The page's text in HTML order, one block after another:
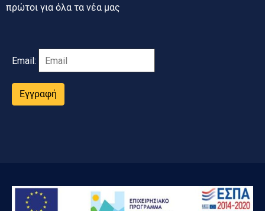
πρώτοι για όλα τα νέα μας
Email:
Εγγραφή